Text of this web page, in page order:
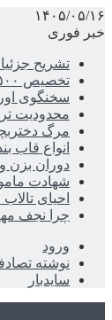
۱۴۰۵/۰۵/۱۶
خبر فوری
تشریح جزئیات تصادف
تخصیص ۱۵۰۰ میلیارد ریال اعتبار استانی برای ساماندهی بافت قدیم دزفول
سخنگوی
محدودیت
مرگ دختربچه ۷ ساله در پارک
انواع قاب
دوران بزن
شهادت
احیای
چرا نجف
ورود
نوشته
سایدبار